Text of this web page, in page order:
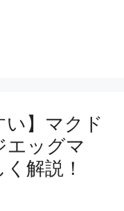
い】マクド
エッグマ
解説！